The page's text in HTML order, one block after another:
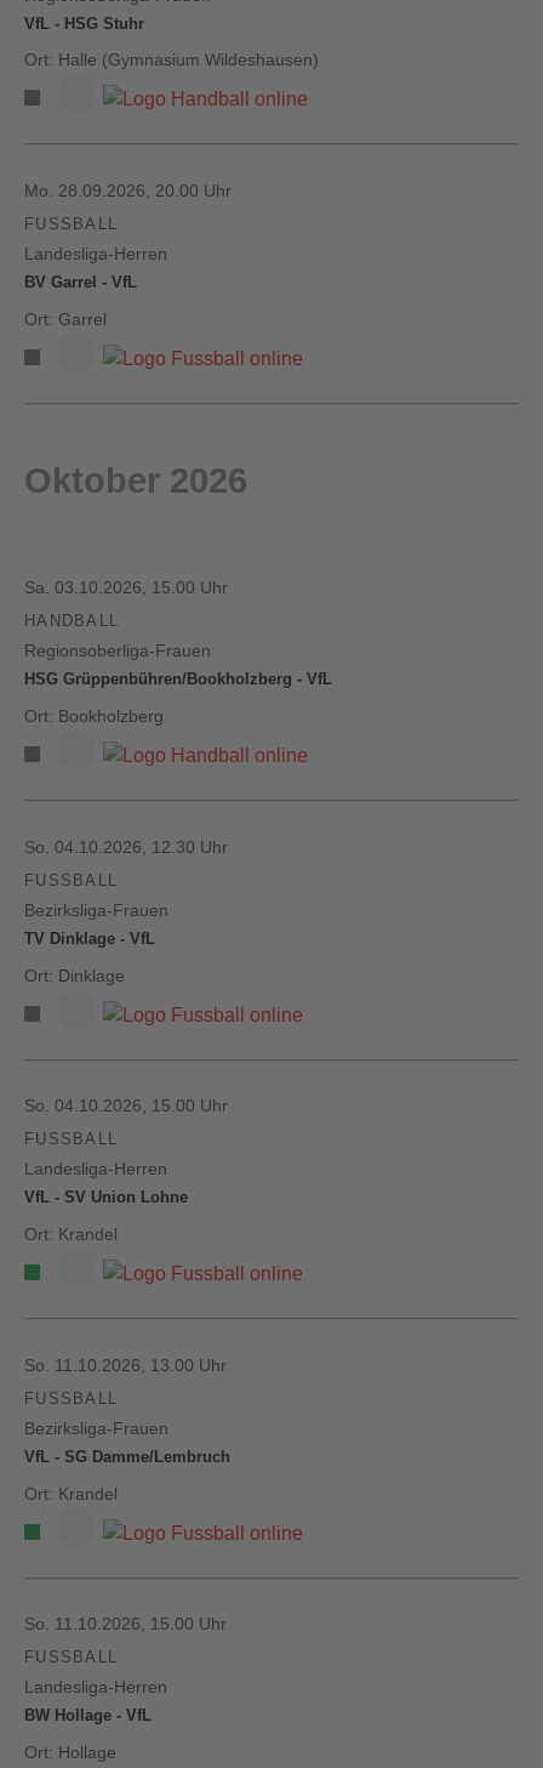
VfL - HSG Stuhr
Ort: Halle (Gymnasium Wildeshausen)
Mo. 28.09.2026, 20.00 Uhr
FUSSBALL
Landesliga-Herren
BV Garrel - VfL
Ort: Garrel
Oktober 2026
Sa. 03.10.2026, 15.00 Uhr
HANDBALL
Regionsoberliga-Frauen
HSG Grüppenbühren/Bookholzberg - VfL
Ort: Bookholzberg
So. 04.10.2026, 12.30 Uhr
FUSSBALL
Bezirksliga-Frauen
TV Dinklage - VfL
Ort: Dinklage
So. 04.10.2026, 15.00 Uhr
FUSSBALL
Landesliga-Herren
VfL - SV Union Lohne
Ort: Krandel
So. 11.10.2026, 13.00 Uhr
FUSSBALL
Bezirksliga-Frauen
VfL - SG Damme/Lembruch
Ort: Krandel
So. 11.10.2026, 15.00 Uhr
FUSSBALL
Landesliga-Herren
BW Hollage - VfL
Ort: Hollage